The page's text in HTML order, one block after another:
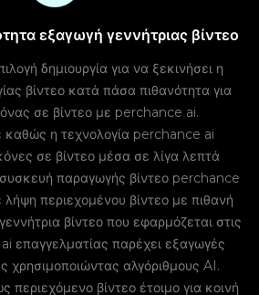
εξαγωγή γεννήτριας βίντεο
δημιουργία για να ξεκινήσει η
βίντεο κατά πάσα πιθανότητα για
σε βίντεο με perchance ai.
η τεχνολογία perchance ai
σε βίντεο μέσα σε λίγα λεπτά
παραγωγής βίντεο perchance
περιεχομένου βίντεο με πιθανή
βίντεο που εφαρμόζεται στις
επαγγελματίας παρέχει εξαγωγές
χρησιμοποιώντας αλγόριθμους AI.
περιεχόμενο βίντεο έτοιμο για κοινή